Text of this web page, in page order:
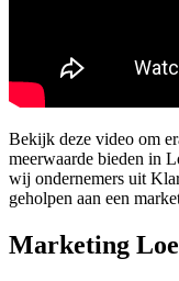
Bekijk deze video om
meerwaarde bieden in
wij ondernemers uit
geholpen aan een
Marketing